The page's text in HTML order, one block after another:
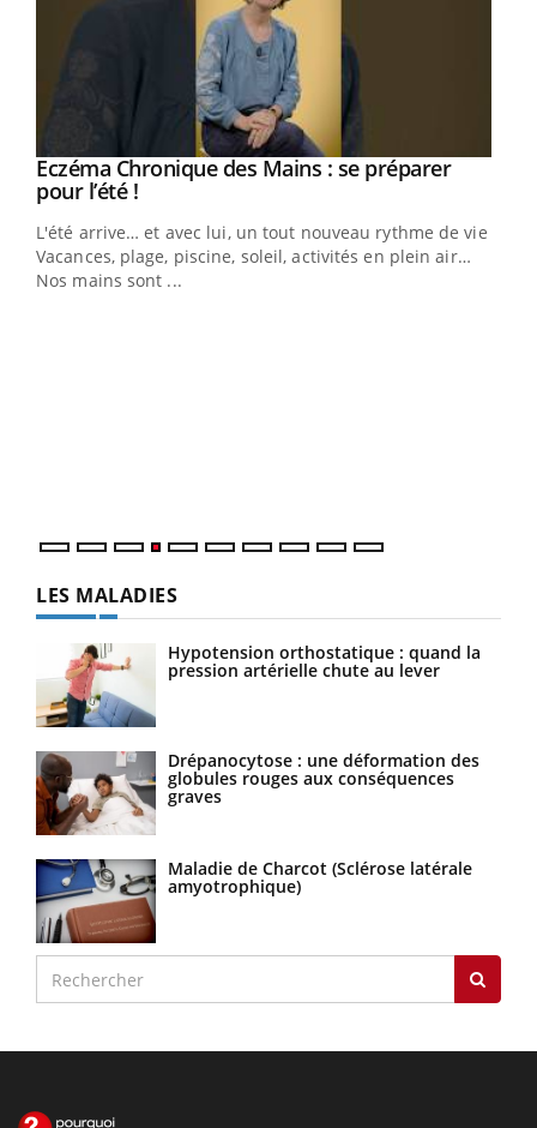
Youtube
Eczéma Chronique des Mains : se préparer
pour l’été !Youtube
L'été arrive… et avec lui, un tout nouveau rythme de vie !
Vacances, plage, piscine, soleil, activités en plein air…
Nos mains sont ...
LES MALADIES
Hypotension orthostatique : quand la
pression artérielle chute au lever
Drépanocytose : une déformation des
globules rouges aux conséquences
graves
Maladie de Charcot (Sclérose latérale
amyotrophique)